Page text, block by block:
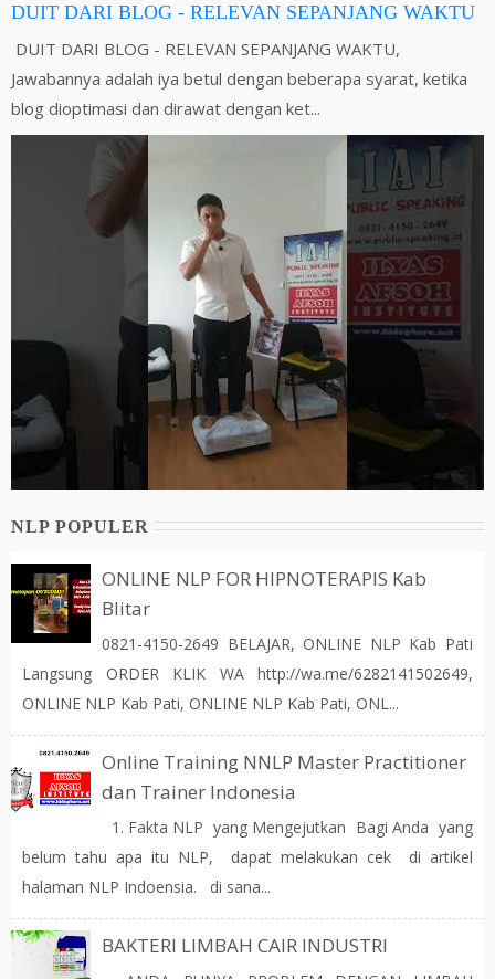
DUIT DARI BLOG - RELEVAN SEPANJANG WAKTU
DUIT DARI BLOG - RELEVAN SEPANJANG WAKTU,
Jawabannya adalah iya betul dengan beberapa syarat, ketika
blog dioptimasi dan dirawat dengan ket...
NLP POPULER
ONLINE NLP FOR HIPNOTERAPIS Kab
Blitar
0821-4150-2649 BELAJAR, ONLINE NLP Kab Pati
Langsung ORDER KLIK WA http://wa.me/6282141502649,
ONLINE NLP Kab Pati, ONLINE NLP Kab Pati, ONL...
Online Training NNLP Master Practitioner
dan Trainer Indonesia
1. Fakta NLP yang Mengejutkan Bagi Anda yang
belum tahu apa itu NLP, dapat melakukan cek di artikel
halaman NLP Indoensia. di sana...
BAKTERI LIMBAH CAIR INDUSTRI